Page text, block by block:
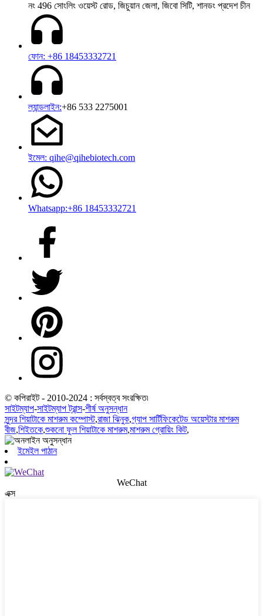
নং 496 সোংলিং ওয়েস্ট রোড, জিচুয়ান জেলা, জিবো সিটি, শানডং প্রদেশ চীন
ফোন: +86 18453332721
ল্যান্ডলাইন:+86 533 2275001
ইমেল: qihe@qihebiotech.com
Whatsapp:+86 18453332721
© কপিরাইট - 2010-2024 : সর্বস্বত্ব সংরক্ষিত৷
সাইটম্যাপ-সাইটম্যাপ ট্রান্স-শীর্ষ অনুসন্ধান
সুন্দর শিয়াটাকে মাশরুম কম্পোস্ট,রাজা ঝিনুক,গ্যাপ সার্টিফিকেটেড অয়েস্টার মাশরুম
বীজ,শিইতকে,শুকনো ফুল শিয়াটাকে মাশরুম,মাশরুম গ্রোয়িং কিট,
ইমেইল পাঠান
WeChat
এক্স